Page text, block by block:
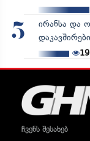
5
ირანსა და
ჩვენს შესახებ